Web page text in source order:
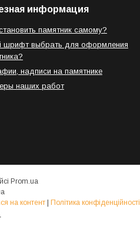
информация
памятник самому?
шрифт выбрать для оформления
надписи на памятнике
наших работ
Prom.ua
на контент
Політика конфіденційності